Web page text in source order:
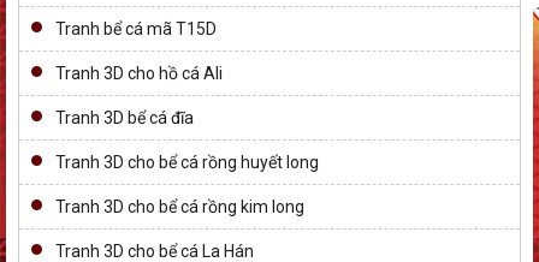
Tranh bể cá mã T15D
Tranh 3D cho hồ cá Ali
Tranh 3D bể cá đĩa
Tranh 3D cho bể cá rồng huyết long
Tranh 3D cho bể cá rồng kim long
Tranh 3D cho bể cá La Hán